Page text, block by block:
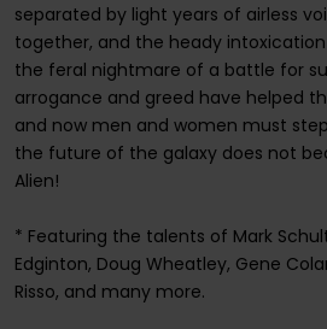
separated by light years of airless
together, and the heady
the feral nightmare of a battle for
arrogance and greed have helped
and now men and women must
the future of the galaxy does not
Alien!
* Featuring the talents of Mark
Edginton, Doug Wheatley, Gene
Risso, and many more.